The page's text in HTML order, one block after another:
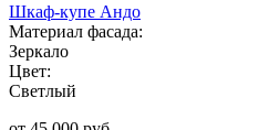
Шкаф-купе Андо
Материал фасада:
Зеркало
Цвет:
Светлый